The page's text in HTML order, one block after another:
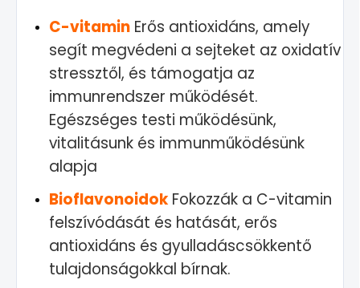
C-vitamin Erős antioxidáns, amely
segít megvédeni a sejteket az oxidatív
stressztől, és támogatja az
immunrendszer működését.
Egészséges testi működésünk,
vitalitásunk és immunműködésünk
alapja
Bioflavonoidok Fokozzák a C-vitamin
felszívódását és hatását, erős
antioxidáns és gyulladáscsökkentő
tulajdonságokkal bírnak.